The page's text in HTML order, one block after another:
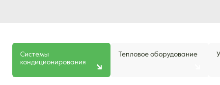
Системы
кондиционирования
Тепловое оборудование